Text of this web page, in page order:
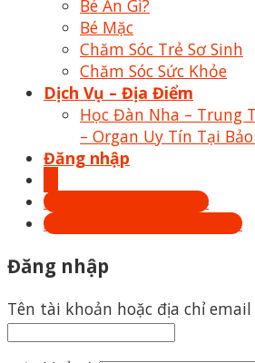
Bé Ăn Gì?
Bé Mặc
Chăm Sóc Trẻ Sơ Sinh
Chăm Sóc Sức Khỏe
Dịch Vụ – Địa Điểm
Học Đàn Nha – Trung
– Organ Uy Tín Tại
Đăng nhập
Hotline: 0879.26.26.04
Shoptrecon.vn@gmail.com
Đăng nhập
Tên tài khoản hoặc địa chỉ email